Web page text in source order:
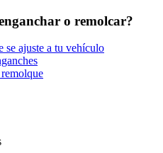
o remolcar?
se ajuste a tu vehículo